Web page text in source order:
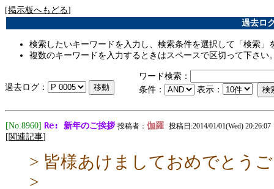
[掲示板へもどる]
過去ロ
検索したいキーワードを入力し、検索条件を選択して「検索」
複数のキーワードを入力するときはスペースで区切って下さい
過去ログ：
ワード検索：
条件：
表示：
[No.8960] Re: 新年のご挨拶 投稿者： 伽羅 投稿日:2014/01/01(Wed) 20:26:07
[関連記事]
> 皆様あけましておめでとう
>